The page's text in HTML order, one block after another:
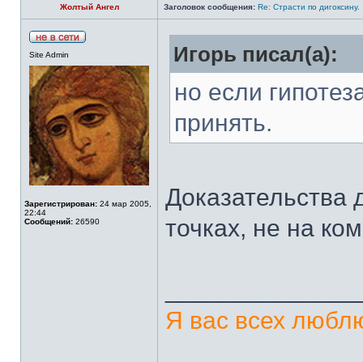
Жолтый Ангел Заголовок сообщения: Re: Страсти по дигоксину.
Site Admin
Зарегистрирован: 24 мар 2005,
22:44
Сообщений: 26590
Игорь писал(а):
но если
принять.
точках, не на
Я вас всех